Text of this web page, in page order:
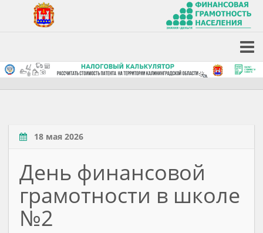
18 мая 2026
День финансовой
грамотности в школе
№2